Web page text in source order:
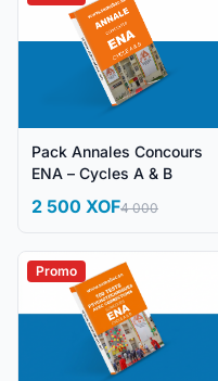
Pack Annales Concours
ENA – Cycles A & B
2 500 XOF4 000
Promo